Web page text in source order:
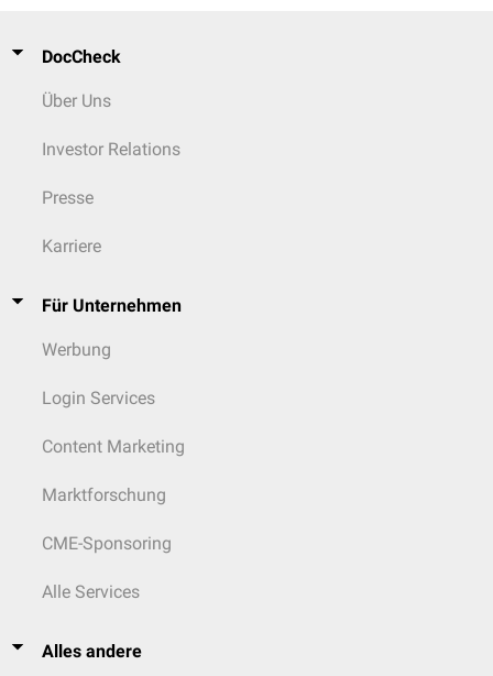
DocCheck
Über Uns
Investor Relations
Presse
Karriere
Für Unternehmen
Werbung
Login Services
Content Marketing
Marktforschung
CME-Sponsoring
Alle Services
Alles andere